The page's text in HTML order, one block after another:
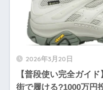
2026年3月20日
【普段使い完全ガイ
街で履ける?1000万円